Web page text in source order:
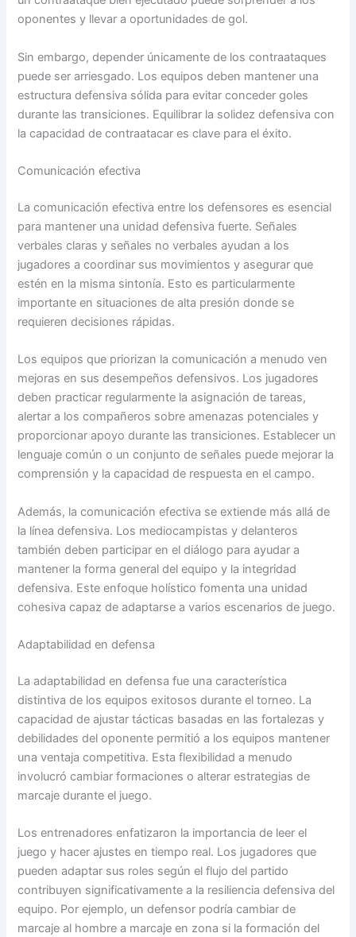
oponentes y llevar a oportunidades de gol.
Sin embargo, depender únicamente de los contraataques
puede ser arriesgado. Los equipos deben mantener una
estructura defensiva sólida para evitar conceder goles
durante las transiciones. Equilibrar la solidez defensiva con
la capacidad de contraatacar es clave para el éxito.
Comunicación efectiva
La comunicación efectiva entre los defensores es esencial
para mantener una unidad defensiva fuerte. Señales
verbales claras y señales no verbales ayudan a los
jugadores a coordinar sus movimientos y asegurar que
estén en la misma sintonía. Esto es particularmente
importante en situaciones de alta presión donde se
requieren decisiones rápidas.
Los equipos que priorizan la comunicación a menudo ven
mejoras en sus desempeños defensivos. Los jugadores
deben practicar regularmente la asignación de tareas,
alertar a los compañeros sobre amenazas potenciales y
proporcionar apoyo durante las transiciones. Establecer un
lenguaje común o un conjunto de señales puede mejorar la
comprensión y la capacidad de respuesta en el campo.
Además, la comunicación efectiva se extiende más allá de
la línea defensiva. Los mediocampistas y delanteros
también deben participar en el diálogo para ayudar a
mantener la forma general del equipo y la integridad
defensiva. Este enfoque holístico fomenta una unidad
cohesiva capaz de adaptarse a varios escenarios de juego.
Adaptabilidad en defensa
La adaptabilidad en defensa fue una característica
distintiva de los equipos exitosos durante el torneo. La
capacidad de ajustar tácticas basadas en las fortalezas y
debilidades del oponente permitió a los equipos mantener
una ventaja competitiva. Esta flexibilidad a menudo
involucró cambiar formaciones o alterar estrategias de
marcaje durante el juego.
Los entrenadores enfatizaron la importancia de leer el
juego y hacer ajustes en tiempo real. Los jugadores que
pueden adaptar sus roles según el flujo del partido
contribuyen significativamente a la resiliencia defensiva del
equipo. Por ejemplo, un defensor podría cambiar de
marcaje al hombre a marcaje en zona si la formación del